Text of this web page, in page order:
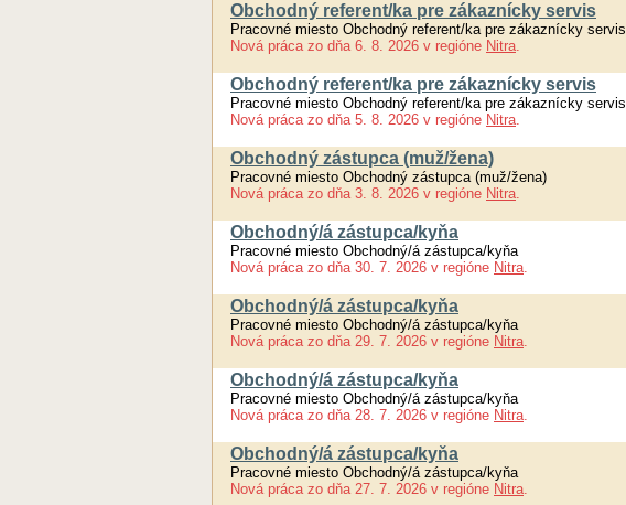
Obchodný referent/ka pre zákaznícky servis
Pracovné miesto Obchodný referent/ka pre zákaznícky servis
Nová práca zo dňa 6. 8. 2026 v regióne Nitra.
Obchodný referent/ka pre zákaznícky servis
Pracovné miesto Obchodný referent/ka pre zákaznícky servis
Nová práca zo dňa 5. 8. 2026 v regióne Nitra.
Obchodný zástupca (muž/žena)
Pracovné miesto Obchodný zástupca (muž/žena)
Nová práca zo dňa 3. 8. 2026 v regióne Nitra.
Obchodný/á zástupca/kyňa
Pracovné miesto Obchodný/á zástupca/kyňa
Nová práca zo dňa 30. 7. 2026 v regióne Nitra.
Obchodný/á zástupca/kyňa
Pracovné miesto Obchodný/á zástupca/kyňa
Nová práca zo dňa 29. 7. 2026 v regióne Nitra.
Obchodný/á zástupca/kyňa
Pracovné miesto Obchodný/á zástupca/kyňa
Nová práca zo dňa 28. 7. 2026 v regióne Nitra.
Obchodný/á zástupca/kyňa
Pracovné miesto Obchodný/á zástupca/kyňa
Nová práca zo dňa 27. 7. 2026 v regióne Nitra.